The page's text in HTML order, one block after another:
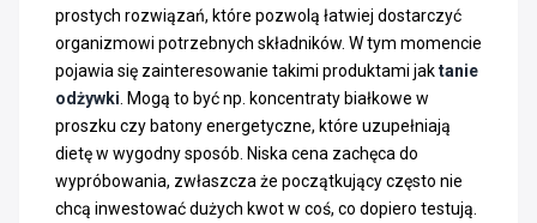
prostych rozwiązań, które pozwolą łatwiej dostarczyć
organizmowi potrzebnych składników. W tym momencie
pojawia się zainteresowanie takimi produktami jaktanie
odżywki . Mogą to być np. koncentraty białkowe w
proszku czy batony energetyczne, które uzupełniają
dietę w wygodny sposób. Niska cena zachęca do
wypróbowania, zwłaszcza że początkujący często nie
chcą inwestować dużych kwot w coś, co dopiero testują.